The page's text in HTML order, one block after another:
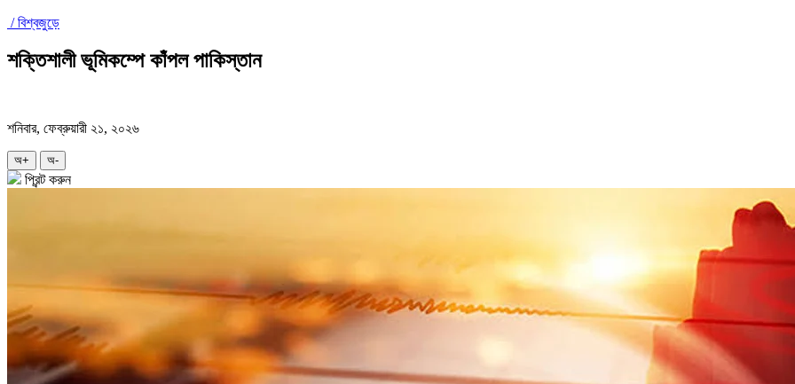
/বিশ্বজুড়ে
শক্তিশালী ভূমিকম্পে কাঁপল পাকিস্তান
শনিবার, ফেব্রুয়ারী ২১, ২০২৬
অ+ অ-
প্রিন্ট করুন